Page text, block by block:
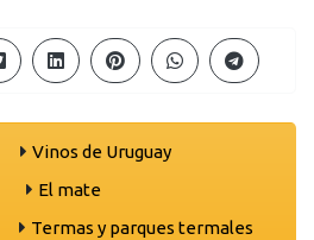
Vinos de Uruguay
El mate
Termas y parques termales